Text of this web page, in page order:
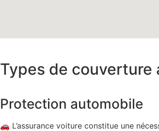
Types de couverture
Protection automobile
🚗 L’assurance voiture constitue une